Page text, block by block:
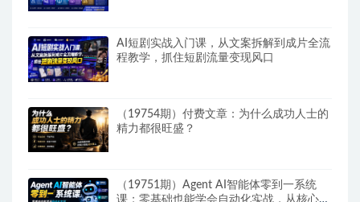
AI短剧实战入门课，从文案拆解到成片全流
程教学，抓住短剧流量变现风口
（19754期）付费文章：为什么成功人士的
精力都很旺盛？
（19751期）Agent AI智能体零到一系统
课；零基础也能学会自动化实战，从核心概